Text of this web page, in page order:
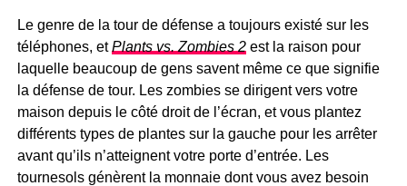
Le genre de la tour de défense a toujours existé sur les
téléphones, etPlants vs. Zombies 2est la raison pour
laquelle beaucoup de gens savent même ce que signifie
la défense de tour. Les zombies se dirigent vers votre
maison depuis le côté droit de l’écran, et vous plantez
différents types de plantes sur la gauche pour les arrêter
avant qu’ils n’atteignent votre porte d’entrée. Les
tournesols génèrent la monnaie dont vous avez besoin